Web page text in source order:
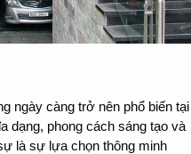
ngày càng trở nên phổ biến tại
dạng, phong cách sáng tạo và
là sự lựa chọn thông minh